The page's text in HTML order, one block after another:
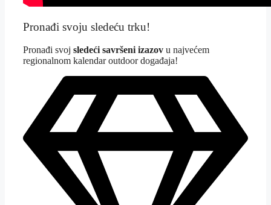
Pronađi svoju sledeću trku!
Pronađi svoj sledeći savršeni izazov u najvećem
regionalnom kalendar outdoor događaja!